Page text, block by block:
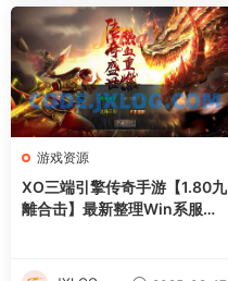
游戏资源
XO三端引擎传奇手游【1.80九
離合击】最新整理Win系服务